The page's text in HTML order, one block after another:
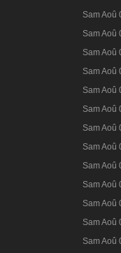
Sam Aoû
Sam Aoû
Sam Aoû
Sam Aoû
Sam Aoû
Sam Aoû
Sam Aoû
Sam Aoû
Sam Aoû
Sam Aoû
Sam Aoû
Sam Aoû
Sam Aoû